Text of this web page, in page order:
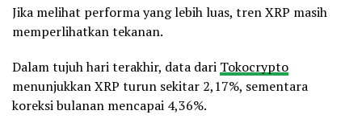
Jika melihat performa yang lebih luas, tren XRP masih
memperlihatkan tekanan.
Dalam tujuh hari terakhir, data dari Tokocrypto
menunjukkan XRP turun sekitar 2,17%, sementara
koreksi bulanan mencapai 4,36%.